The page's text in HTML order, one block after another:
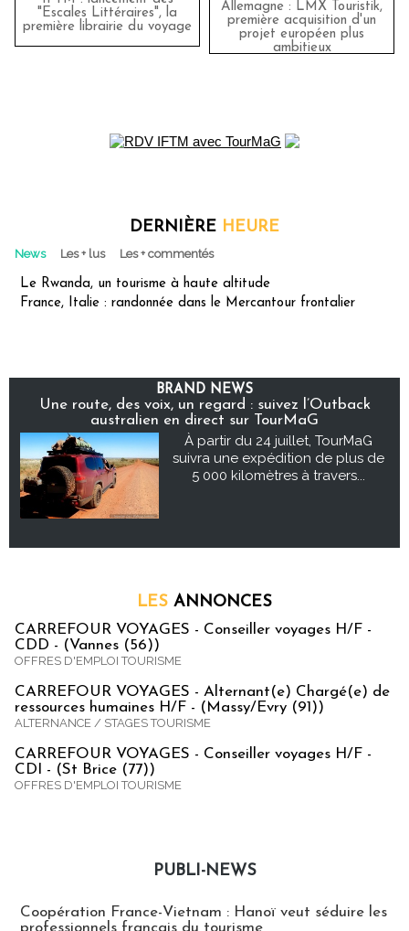
"Escales Littéraires", la
première librairie du voyage
Allemagne : LMX Touristik,
première acquisition d'un
projet européen plus
ambitieux
DERNIÈRE HEURE
News Les + lus Les + commentés
Le Rwanda, un tourisme à haute altitude
France, Italie : randonnée dans le Mercantour frontalier
BRAND NEWS
Une route, des voix, un regard : suivez l’Outback
australien en direct sur TourMaG
À partir du 24 juillet, TourMaG
suivra une expédition de plus de
5 000 kilomètres à travers...
LES ANNONCES
CARREFOUR VOYAGES - Conseiller voyages H/F -
CDD - (Vannes (56))
OFFRES D'EMPLOI TOURISME
CARREFOUR VOYAGES - Alternant(e) Chargé(e) de
ressources humaines H/F - (Massy/Evry (91))
ALTERNANCE / STAGES TOURISME
CARREFOUR VOYAGES - Conseiller voyages H/F -
CDI - (St Brice (77))
OFFRES D'EMPLOI TOURISME
PUBLI-NEWS
Coopération France-Vietnam : Hanoï veut séduire les
professionnels français du tourisme